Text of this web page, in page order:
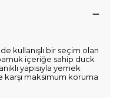
kullanışlı bir seçim olan
içeriğe sahip duck
yapısıyla yemek
maksimum koruma